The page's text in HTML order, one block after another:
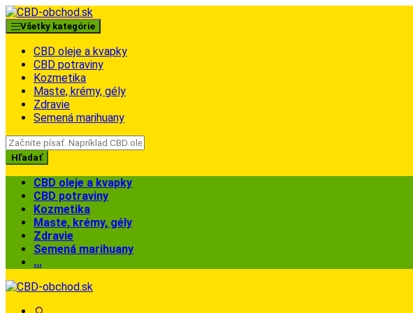
Skip
to
navigation
Skip
to
content
Všetky kategórie
CBD oleje a kvapky
CBD potraviny
Kozmetika
Maste, krémy, gély
Zdravie
Semená marihuany
Search
for:
Hľadať
CBD oleje a kvapky
CBD potraviny
Kozmetika
Maste, krémy, gély
Zdravie
Semená marihuany
...